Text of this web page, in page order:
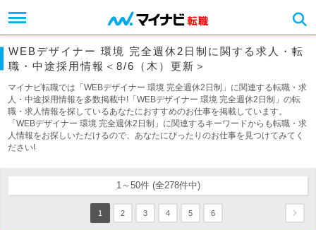
WEBデザイナー 環境 完全週休2日制に関する求人・転
職・中途採用情報＜8/6（木）更新＞
マイナビ転職では「WEBデザイナー 環境 完全週休2日制」に関連する転職・求
人・中途採用情報を多数掲載中!「WEBデザイナー 環境 完全週休2日制」の転
職・求人情報を探しているあなたにおすすめのお仕事を掲載しています。
「WEBデザイナー 環境 完全週休2日制」に関連するキーワードからも転職・求
人情報をお探しいただけるので、あなたにぴったりのお仕事を見つけてみてく
ださい!
1～50件 (全278件中)
1 2 3 4 5 6